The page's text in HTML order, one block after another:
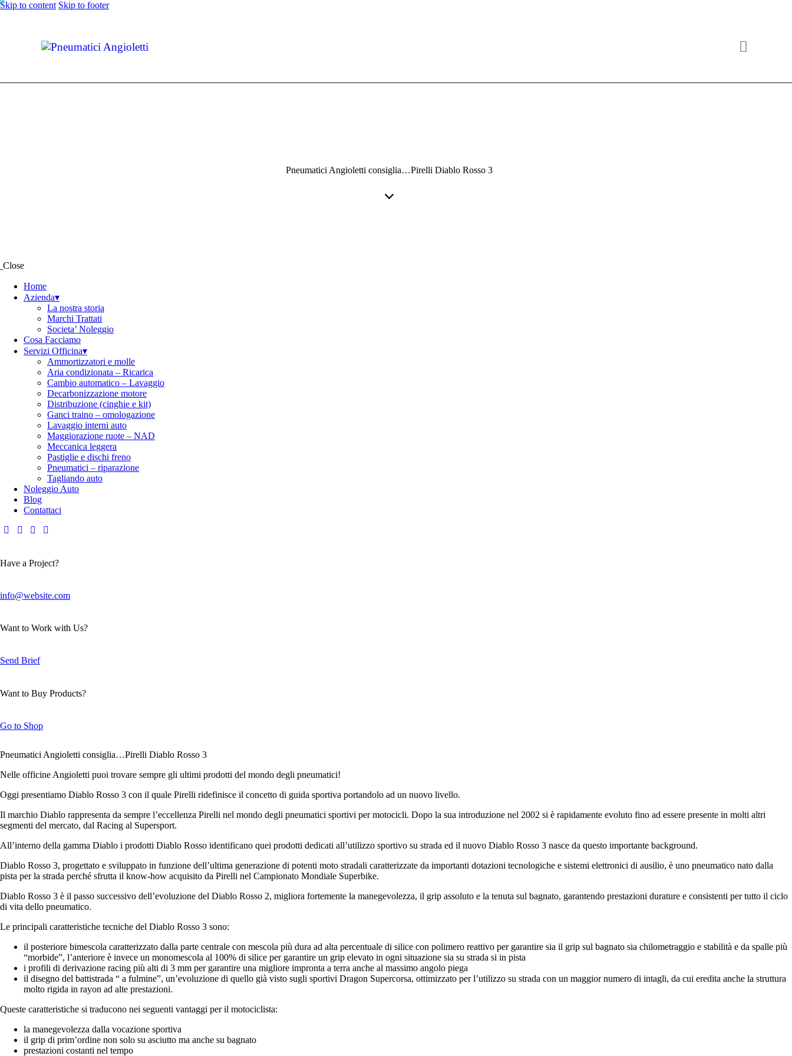
Skip to content Skip to footer
Pneumatici Angioletti consiglia…Pirelli Diablo Rosso 3
Close
Home
Azienda▾
La nostra storia
Marchi Trattati
Societa’ Noleggio
Cosa Facciamo
Servizi Officina▾
Ammortizzatori e molle
Aria condizionata – Ricarica
Cambio automatico – Lavaggio
Decarbonizzazione motore
Distribuzione (cinghie e kit)
Ganci traino – omologazione
Lavaggio interni auto
Maggiorazione ruote – NAD
Meccanica leggera
Pastiglie e dischi freno
Pneumatici – riparazione
Tagliando auto
Noleggio Auto
Blog
Contattaci
Have a Project?
info@website.com
Want to Work with Us?
Send Brief
Want to Buy Products?
Go to Shop
Pneumatici Angioletti consiglia…Pirelli Diablo Rosso 3
Nelle officine Angioletti puoi trovare sempre gli ultimi prodotti del mondo degli pneumatici!
Oggi presentiamo Diablo Rosso 3 con il quale Pirelli ridefinisce il concetto di guida sportiva portandolo ad un nuovo livello.
Il marchio Diablo rappresenta da sempre l’eccellenza Pirelli nel mondo degli pneumatici sportivi per motocicli. Dopo la sua introduzione nel 2002 si è rapidamente evoluto fino ad essere presente in molti altri
segmenti del mercato, dal Racing al Supersport.
All’interno della gamma Diablo i prodotti Diablo Rosso identificano quei prodotti dedicati all’utilizzo sportivo su strada ed il nuovo Diablo Rosso 3 nasce da questo importante background.
Diablo Rosso 3, progettato e sviluppato in funzione dell’ultima generazione di potenti moto stradali caratterizzate da importanti dotazioni tecnologiche e sistemi elettronici di ausilio, è uno pneumatico nato dalla
pista per la strada perché sfrutta il know-how acquisito da Pirelli nel Campionato Mondiale Superbike.
Diablo Rosso 3 è il passo successivo dell’evoluzione del Diablo Rosso 2, migliora fortemente la manegevolezza, il grip assoluto e la tenuta sul bagnato, garantendo prestazioni durature e consistenti per tutto il ciclo
di vita dello pneumatico.
Le principali caratteristiche tecniche del Diablo Rosso 3 sono:
il posteriore bimescola caratterizzato dalla parte centrale con mescola più dura ad alta percentuale di silice con polimero reattivo per garantire sia il grip sul bagnato sia chilometraggio e stabilità e da spalle più
“morbide”, l’anteriore è invece un monomescola al 100% di silice per garantire un grip elevato in ogni situazione sia su strada si in pista
i profili di derivazione racing più alti di 3 mm per garantire una migliore impronta a terra anche al massimo angolo piega
il disegno del battistrada “ a fulmine”, un’evoluzione di quello già visto sugli sportivi Dragon Supercorsa, ottimizzato per l’utilizzo su strada con un maggior numero di intagli, da cui eredita anche la struttura
molto rigida in rayon ad alte prestazioni.
Queste caratteristiche si traducono nei seguenti vantaggi per il motociclista:
la manegevolezza dalla vocazione sportiva
il grip di prim’ordine non solo su asciutto ma anche su bagnato
prestazioni costanti nel tempo